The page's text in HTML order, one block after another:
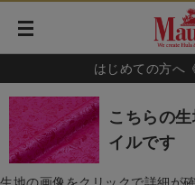
はじめての方へ
こちらの
イルです
生地の画像をクリックで詳細が確